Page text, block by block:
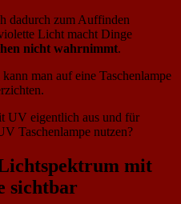
dadurch zum Auffinden
Licht macht Dinge
nicht wahrnimmt.
kann man auf eine Taschenlampe
UV eigentlich aus und für
Taschenlampe nutzen?
mit
sichtbar